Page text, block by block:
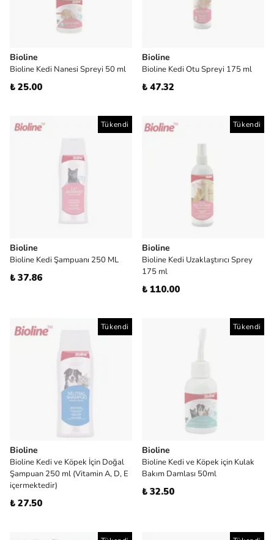
Bioline
Bioline Kedi Nanesi Spreyi 50 ml
₺ 25.00
Bioline
Bioline Kedi Otu Spreyi 175 ml
₺ 47.32
Tükendi
Bioline
Bioline Kedi Şampuanı 250 ML
₺ 37.86
Tükendi
Bioline
Bioline Kedi Uzaklaştırıcı Sprey
175 ml
₺ 110.00
Tükendi
Bioline
Bioline Kedi ve Köpek İçin Doğal
Şampuan 250 ml (Vitamin A, D, E
içermektedir)
₺ 27.50
Tükendi
Bioline
Bioline Kedi ve Köpek için Kulak
Bakım Damlası 50ml
₺ 32.50